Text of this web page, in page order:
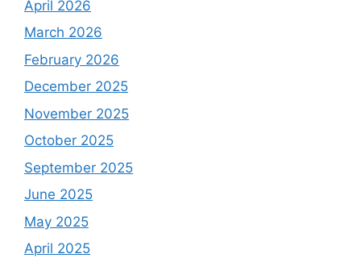
April 2026
March 2026
February 2026
December 2025
November 2025
October 2025
September 2025
June 2025
May 2025
April 2025